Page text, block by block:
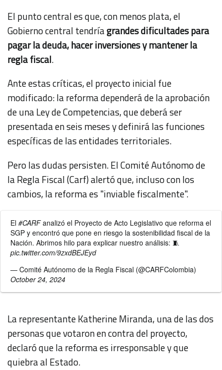
El punto central es que, con menos plata, el
Gobierno central tendríagrandes dificultades para
pagar la deuda, hacer inversiones y mantener la
regla fiscal.
Ante estas críticas, el proyecto inicial fue
modificado: la reforma dependerá de la aprobación
de una Ley de Competencias, que deberá ser
presentada en seis meses y definirá las funciones
específicas de las entidades territoriales.
Pero las dudas persisten. El Comité Autónomo de
la Regla Fiscal (Carf) alertó que, incluso con los
cambios, la reforma es "inviable fiscalmente".
El #CARFanalizó el Proyecto de Acto Legislativo que reforma el
SGP y encontró que pone en riesgo la sostenibilidad fiscal de la
Nación. Abrimos hilo para explicar nuestro análisis: 🧵
pic.twitter.com/9zxdBEJEyd
— Comité Autónomo de la Regla Fiscal (@CARFColombia)
October 24, 2024
La representante Katherine Miranda, una de las dos
personas que votaron en contra del proyecto,
declaró que la reforma es irresponsable y que
quiebra al Estado.